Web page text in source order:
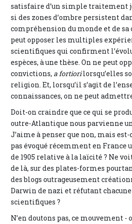
satisfaire d’un simple traitement
si des zones d’ombre persistent
compréhension du monde et de
peut opposer les multiples
scientifiques qui confirment
espèces, à une thèse. On ne peut
convictions, a fortiorilorsqu’elles
religion. Et, lorsqu’il s’agit de
connaissances, on ne peut
Doit-on craindre que ce qui se
outre-Atlantique nous parvienne
J’aime à penser que non, mais est-
pas évoqué récemment en France
de 1905 relative à la laïcité ? Ne
de là, sur des plates-formes
des blogs outrageusement
Darwin de nazi et réfutant chacune
scientifiques ?
N’en doutons pas, ce mouvement -